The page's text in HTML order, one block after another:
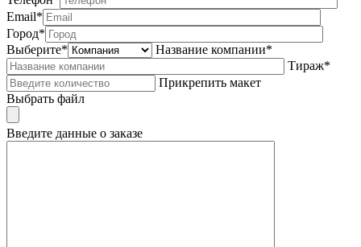
Email*
Город*
Выберите*
Название компании*
Тираж*
Прикрепить макет
Выбрать файл
Введите данные о заказе